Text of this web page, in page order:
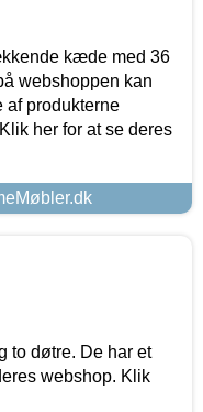
kæde med 36
webshoppen kan
af produkterne
her for at se deres
to døtre. De har et
webshop. Klik